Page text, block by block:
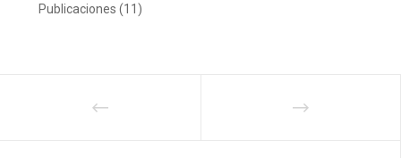
Publicaciones (11)